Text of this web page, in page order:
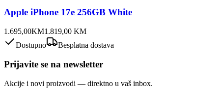
Apple iPhone 17e 256GB White
1.695,00KM1.819,00 KM
Dostupno
Besplatna dostava
Prijavite se na newsletter
Akcije i novi proizvodi — direktno u vaš inbox.